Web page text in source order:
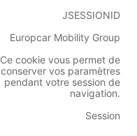
JSESSIONID
Europcar Mobility Group
Ce cookie vous permet de
conserver vos paramètres
pendant votre session de
navigation.
Session